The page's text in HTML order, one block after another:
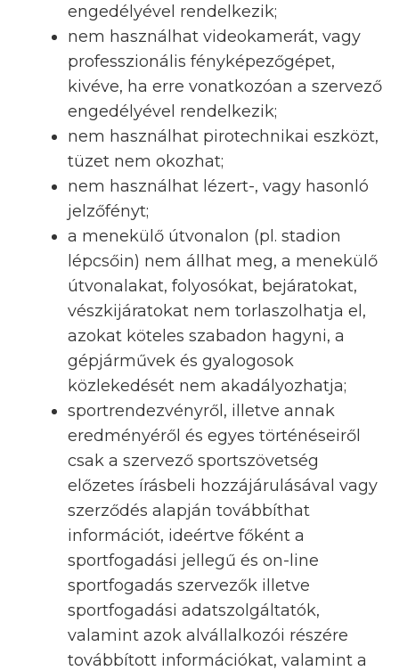
engedélyével rendelkezik;
nem használhat videokamerát, vagy
professzionális fényképezőgépet,
kivéve, ha erre vonatkozóan a szervező
engedélyével rendelkezik;
nem használhat pirotechnikai eszközt,
tüzet nem okozhat;
nem használhat lézert-, vagy hasonló
jelzőfényt;
a menekülő útvonalon (pl. stadion
lépcsőin) nem állhat meg, a menekülő
útvonalakat, folyosókat, bejáratokat,
vészkijáratokat nem torlaszolhatja el,
azokat köteles szabadon hagyni, a
gépjárművek és gyalogosok
közlekedését nem akadályozhatja;
sportrendezvényről, illetve annak
eredményéről és egyes történéseiről
csak a szervező sportszövetség
előzetes írásbeli hozzájárulásával vagy
szerződés alapján továbbíthat
információt, ideértve főként a
sportfogadási jellegű és on-line
sportfogadás szervezők illetve
sportfogadási adatszolgáltatók,
valamint azok alvállalkozói részére
továbbított információkat, valamint a